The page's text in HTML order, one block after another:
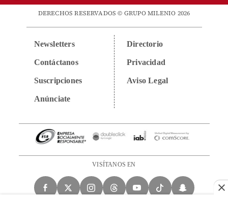
DERECHOS RESERVADOS © GRUPO MILENIO 2026
Newsletters
Contáctanos
Suscripciones
Anúnciate
Directorio
Privacidad
Aviso Legal
VISÍTANOS EN